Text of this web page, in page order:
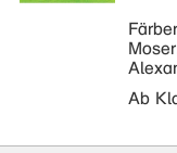
Ab